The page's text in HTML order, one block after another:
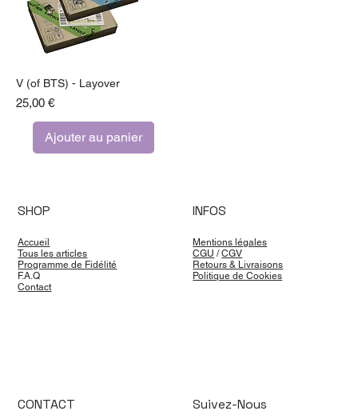
V (of BTS) - Layover
Prix
25,00 €
Ajouter au panier
SHOP
Accueil
Tous les articles
Programme de Fidélité
F.A.Q
Contact
INFOS
Mentions légales
CGU /CGV
Retours & Livraisons
Politique de Cookies
CONTACT Suivez-Nous